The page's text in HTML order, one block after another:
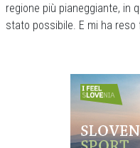
regione più pianeggiante, in
stato possibile. E mi ha reso
Previous